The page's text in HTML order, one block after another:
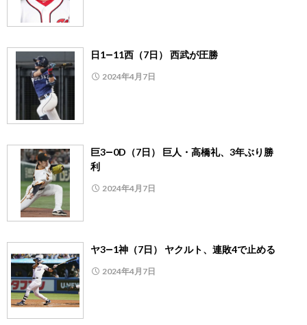
日1―11西（7日） 西武が圧勝
2024年4月7日
巨3―0D（7日） 巨人・高橋礼、3年ぶり勝
利
2024年4月7日
ヤ3―1神（7日） ヤクルト、連敗4で止める
2024年4月7日